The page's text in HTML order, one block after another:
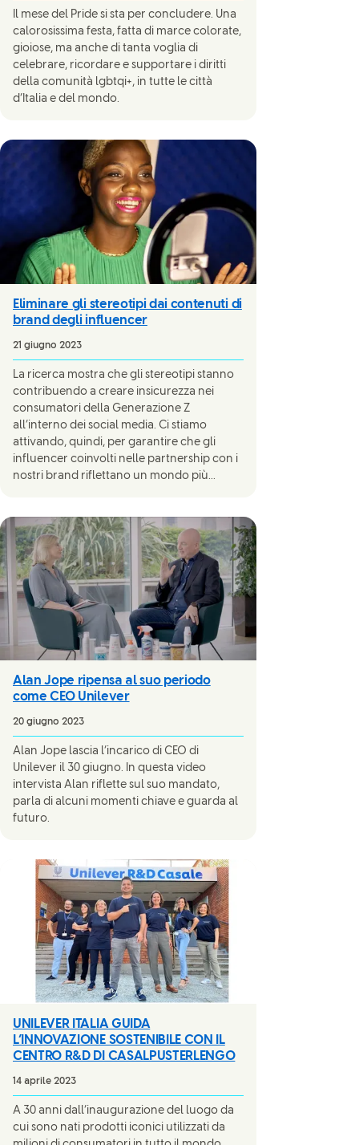
Il mese del Pride si sta per concludere. Una
calorosissima festa, fatta di marce colorate,
gioiose, ma anche di tanta voglia di
celebrare, ricordare e supportare i diritti
della comunità lgbtqi+, in tutte le città
d’Italia e del mondo.
Eliminare gli stereotipi dai contenuti di
brand degli influencer
21 giugno 2023
La ricerca mostra che gli stereotipi stanno
contribuendo a creare insicurezza nei
consumatori della Generazione Z
all’interno dei social media. Ci stiamo
attivando, quindi, per garantire che gli
influencer coinvolti nelle partnership con i
nostri brand riflettano un mondo più...
Alan Jope ripensa al suo periodo
come CEO Unilever
20 giugno 2023
Alan Jope lascia l’incarico di CEO di
Unilever il 30 giugno. In questa video
intervista Alan riflette sul suo mandato,
parla di alcuni momenti chiave e guarda al
futuro.
UNILEVER ITALIA GUIDA
L’INNOVAZIONE SOSTENIBILE CON IL
CENTRO R&D DI CASALPUSTERLENGO
14 aprile 2023
A 30 anni dall’inaugurazione del luogo da
cui sono nati prodotti iconici utilizzati da